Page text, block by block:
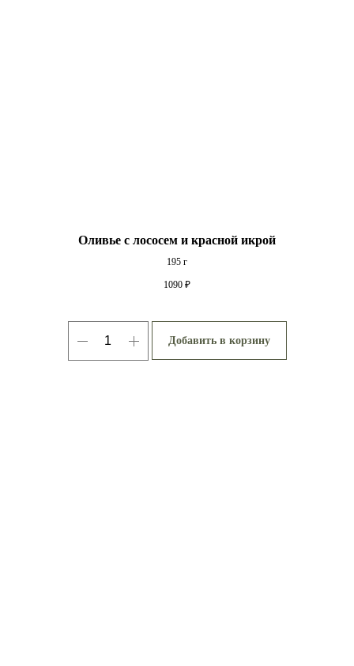
Оливье с лососем и красной икрой
195 г
1090 ₽
Добавить в корзину